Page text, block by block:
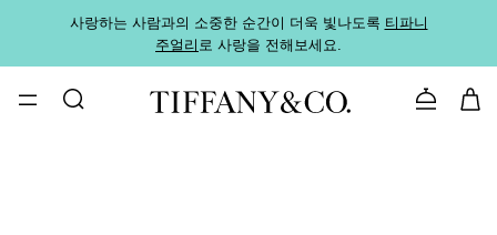
사랑하는 사람과의 소중한 순간이 더욱 빛나도록 티파니
주얼리로 사랑을 전해보세요.
문의하기